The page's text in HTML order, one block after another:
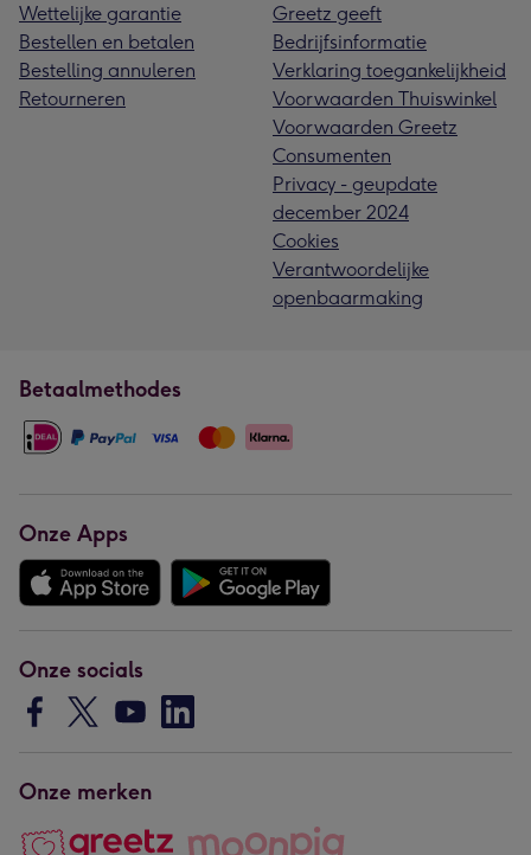
Wettelijke garantie
Bestellen en betalen
Bestelling annuleren
Retourneren
Greetz geeft
Bedrijfsinformatie
Verklaring toegankelijkheid
Voorwaarden Thuiswinkel
Voorwaarden Greetz
Consumenten
Privacy - geupdate
december 2024
Cookies
Verantwoordelijke
openbaarmaking
Betaalmethodes
Onze Apps
Onze socials
Onze merken